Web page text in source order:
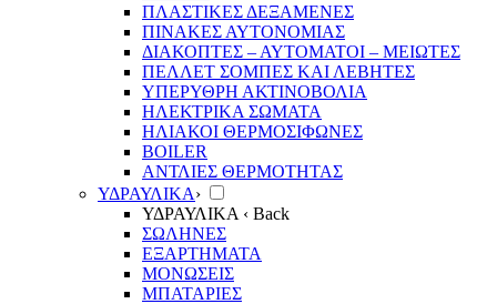
ΠΛΑΣΤΙΚΕΣ ΔΕΞΑΜΕΝΕΣ
ΠΙΝΑΚΕΣ ΑΥΤΟΝΟΜΙΑΣ
ΔΙΑΚΟΠΤΕΣ – ΑΥΤΟΜΑΤΟΙ – ΜΕΙΩΤΕΣ
ΠΕΛΛΕΤ ΣΟΜΠΕΣ ΚΑΙ ΛΕΒΗΤΕΣ
ΥΠΕΡΥΘΡΗ ΑΚΤΙΝΟΒΟΛΙΑ
ΗΛΕΚΤΡΙΚΑ ΣΩΜΑΤΑ
ΗΛΙΑΚΟΙ ΘΕΡΜΟΣΙΦΩΝΕΣ
BOILER
ΑΝΤΛΙΕΣ ΘΕΡΜΟΤΗΤΑΣ
ΥΔΡΑΥΛΙΚΑ›
ΥΔΡΑΥΛΙΚΑ ‹ Back
ΣΩΛΗΝΕΣ
ΕΞΑΡΤΗΜΑΤΑ
ΜΟΝΩΣΕΙΣ
ΜΠΑΤΑΡΙΕΣ